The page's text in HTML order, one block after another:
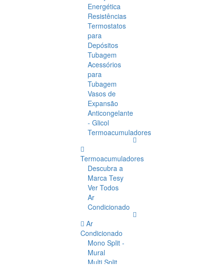
Energética
Resistências
Termostatos
para
Depósitos
Tubagem
Acessórios
para
Tubagem
Vasos de
Expansão
Anticongelante
- Glicol
Termoacumuladores
Termoacumuladores
Descubra a
Marca Tesy
Ver Todos
Ar
Condicionado
Ar
Condicionado
Mono Split -
Mural
Multi Split